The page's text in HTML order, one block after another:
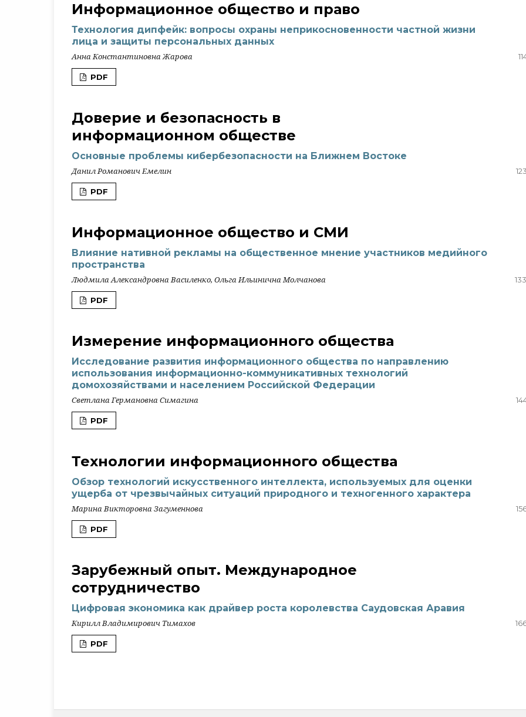
Информационное общество и право
Технология дипфейк: вопросы охраны неприкосновенности частной жизни
лица и защиты персональных данных
Анна Константиновна Жарова
PDF
Доверие и безопасность в
информационном обществе
Основные проблемы кибербезопасности на Ближнем Востоке
Данил Романович Емелин
PDF
Информационное общество и СМИ
Влияние нативной рекламы на общественное мнение участников медийного
пространства
Людмила Александровна Василенко, Ольга Ильинична Молчанова
PDF
Измерение информационного общества
Исследование развития информационного общества по направлению
использования информационно-коммуникативных технологий
домохозяйствами и населением Российской Федерации
Светлана Германовна Симагина
PDF
Технологии информационного общества
Обзор технологий искусственного интеллекта, используемых для оценки
ущерба от чрезвычайных ситуаций природного и техногенного характера
Марина Викторовна Загуменнова
PDF
Зарубежный опыт. Международное
сотрудничество
Цифровая экономика как драйвер роста королевства Саудовская Аравия
Кирилл Владимирович Тимахов
PDF